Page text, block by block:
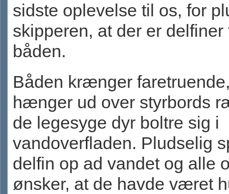
sidste oplevelse til os, for
skipperen, at der er
båden.
Båden krænger
hænger ud over styrbords
de legesyge dyr boltre sig i
vandoverfladen. Pludselig
delfin op ad vandet og alle
ønsker, at de havde været